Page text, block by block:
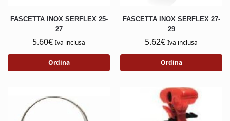
FASCETTA INOX SERFLEX 25-
27
5.60€ Iva inclusa
Ordina
FASCETTA INOX SERFLEX 27-
29
5.62€ Iva inclusa
Ordina